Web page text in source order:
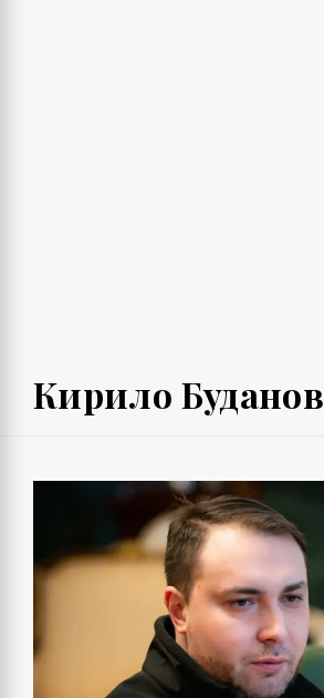
Кирило Буданов